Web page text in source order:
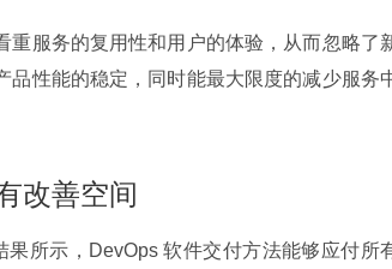
重服务的复用性和用户的体验，从而忽略了
性能的稳定，同时能最大限度的减少服务
改善空间
所示，DevOps 软件交付方法能够应付所